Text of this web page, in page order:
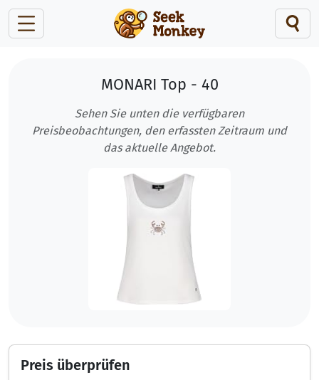
MONARI Top - 40
Sehen Sie unten die verfügbaren
Preisbeobachtungen, den erfassten Zeitraum und
das aktuelle Angebot.
Preis überprüfen